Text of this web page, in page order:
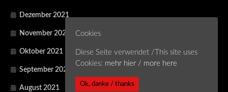
Dezember 2021
November 2021
Oktober 2021
September 2021
August 2021
Cookies
Diese Seite verwendet /This site uses
Cookies: mehr hier / more here
Ok, danke / thanks